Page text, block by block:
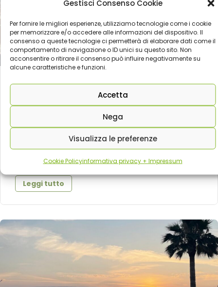
Gestisci Consenso Cookie
Per fornire le migliori esperienze, utilizziamo tecnologie come i cookie
per memorizzare e/o accedere alle informazioni del dispositivo. Il
consenso a queste tecnologie ci permetterà di elaborare dati come il
comportamento di navigazione o ID unici su questo sito. Non
acconsentire o ritirare il consenso può influire negativamente su
alcune caratteristiche e funzioni.
Accetta
Nega
Visualizza le preferenze
Cookie Policyinformativa privacy + Impressum
Chiesa a Varena: un agriturismo in Toscana dove
la sostenibilità ha radici vere
Ci sono posti che capisci subito. Non perché siano
spettacolari o perché abbiano qualcosa di..
EcoHotel,Tutto 25 Marzo 2026
Leggi tutto